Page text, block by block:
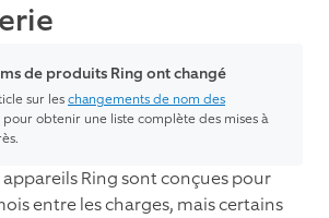
de produits Ring ont changé
sur leschangements de nom des
pour obtenir une liste complète des mises à
appareils Ring sont conçues pour
entre les charges, mais certains